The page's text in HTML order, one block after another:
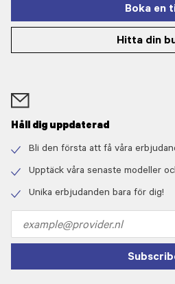
Boka en
Hitta din
Håll dig uppdaterad
icon
Bli den första att få våra
icon
Upptäck våra senaste modeller
Unika erbjudanden bara för dig!
address